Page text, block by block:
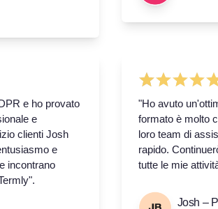
e ho provato
e
clienti Josh
e
incontrano
"Ho avuto
formato è molto
loro team di
rapido.
tutte le mie
Josh –